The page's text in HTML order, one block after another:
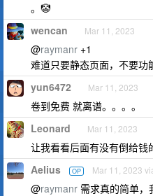
。🤡
wencan Mar 11, 2023
@raymanr +1
难道只要静态页面，不要功
yun6472 Mar 11, 2023
卷到免费 就离谱。。。。
Leonard Mar 11, 2023
让我看看后面有没有倒给钱
Aelius OP Mar 11, 2023
@raymanr 需求真的简单，